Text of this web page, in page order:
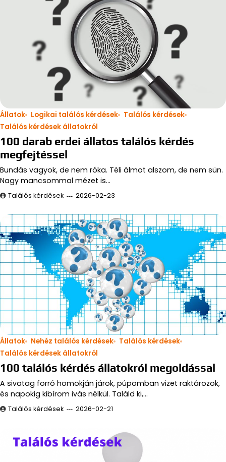
Állatok Logikai találós kérdések
Találós kérdések
Találós kérdések állatokról
100 darab erdei állatos találós kérdés
megfejtéssel
Bundás vagyok, de nem róka. Téli álmot alszom, de nem sün.
Nagy mancsommal mézet is…
Találós kérdések 2026-02-23
Állatok Nehéz találós kérdések
Találós kérdések
Találós kérdések állatokról
100 találós kérdés állatokról megoldással
A sivatag forró homokján járok, púpomban vizet raktározok,
és napokig kibírom ivás nélkül. Találd ki,…
Találós kérdések 2026-02-21